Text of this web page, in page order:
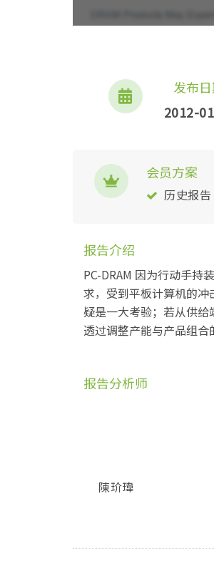
发布
2012-
会员方案
历史报告
报告介绍
PC-DRAM 因为行动手持
求，受到平板计算机的冲
疑是一大考验；若从供
透过调整产能与产品组合
报告分析师
陳玠瑋